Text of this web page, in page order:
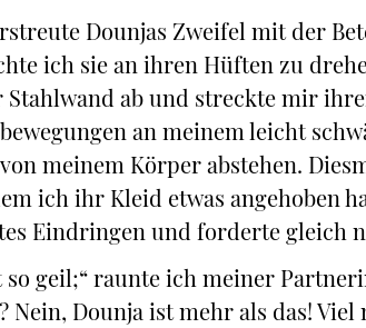
Dounjas Zweifel mit der
ich sie an ihren Hüften zu
Stahlwand ab und streckte mir
an meinem leicht
meinem Körper abstehen.
ich ihr Kleid etwas angehoben
Eindringen und forderte gleich
so geil;“ raunte ich meiner
Nein, Dounja ist mehr als das!